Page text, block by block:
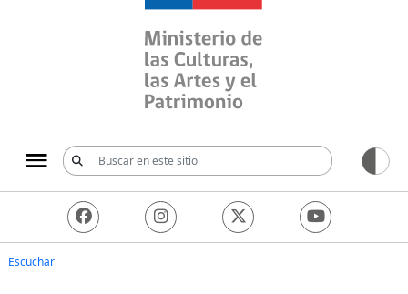
Ministerio de las
Escuchar